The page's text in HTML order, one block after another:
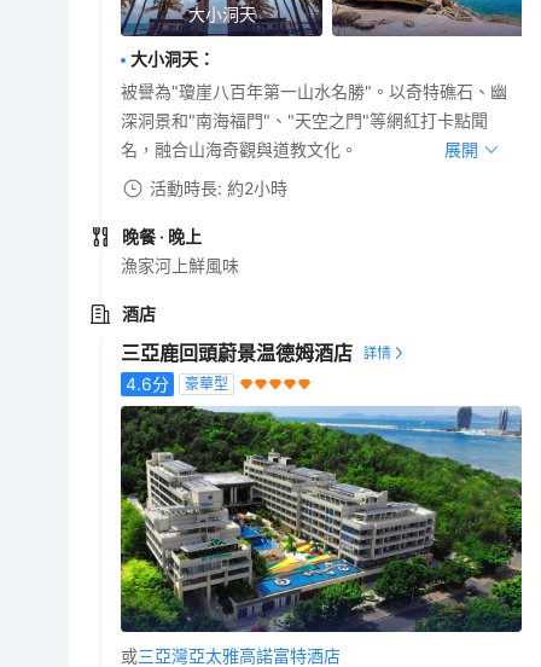
大小洞天
大小洞天 ：
被譽為"瓊崖八百年第一山水名勝"。以奇特礁石、幽
深洞景和"南海福門"、"天空之門"等網紅打卡點聞
名，融合山海奇觀與道教文化。
展開
活動時長: 約2小時
晚餐 · 晚上
漁家河上鮮風味
酒店
三亞鹿回頭蔚景温德姆酒店
4.6分 豪華型
或三亞灣亞太雅高諾富特酒店